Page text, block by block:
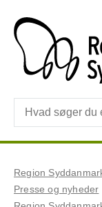
Region
Presse og nyheder